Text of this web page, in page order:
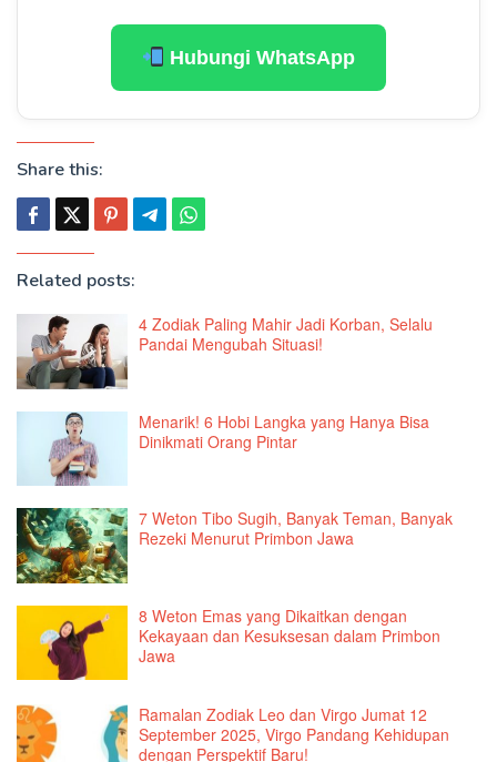
Hubungi WhatsApp
Share this:
Related posts:
4 Zodiak Paling Mahir Jadi Korban, Selalu
Pandai Mengubah Situasi!
Menarik! 6 Hobi Langka yang Hanya Bisa
Dinikmati Orang Pintar
7 Weton Tibo Sugih, Banyak Teman, Banyak
Rezeki Menurut Primbon Jawa
8 Weton Emas yang Dikaitkan dengan
Kekayaan dan Kesuksesan dalam Primbon
Jawa
Ramalan Zodiak Leo dan Virgo Jumat 12
September 2025, Virgo Pandang Kehidupan
dengan Perspektif Baru!